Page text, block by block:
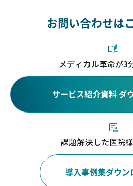
お問い合わせは
メディカル革命が3
サービス紹介資料 ダ
課題解決した医院
導入事例集ダウン